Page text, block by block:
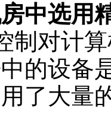
中选用
制对计
的设备
了大量